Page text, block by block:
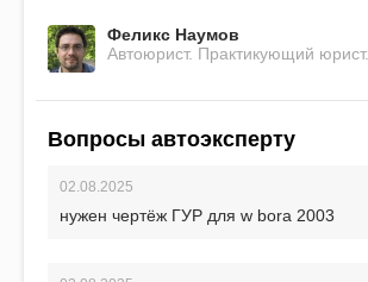
Феликс Наумов
Автоюрист. Практикующий юрист.
Вопросы автоэксперту
02.08.2025
нужен чертёж ГУР для w bora 2003